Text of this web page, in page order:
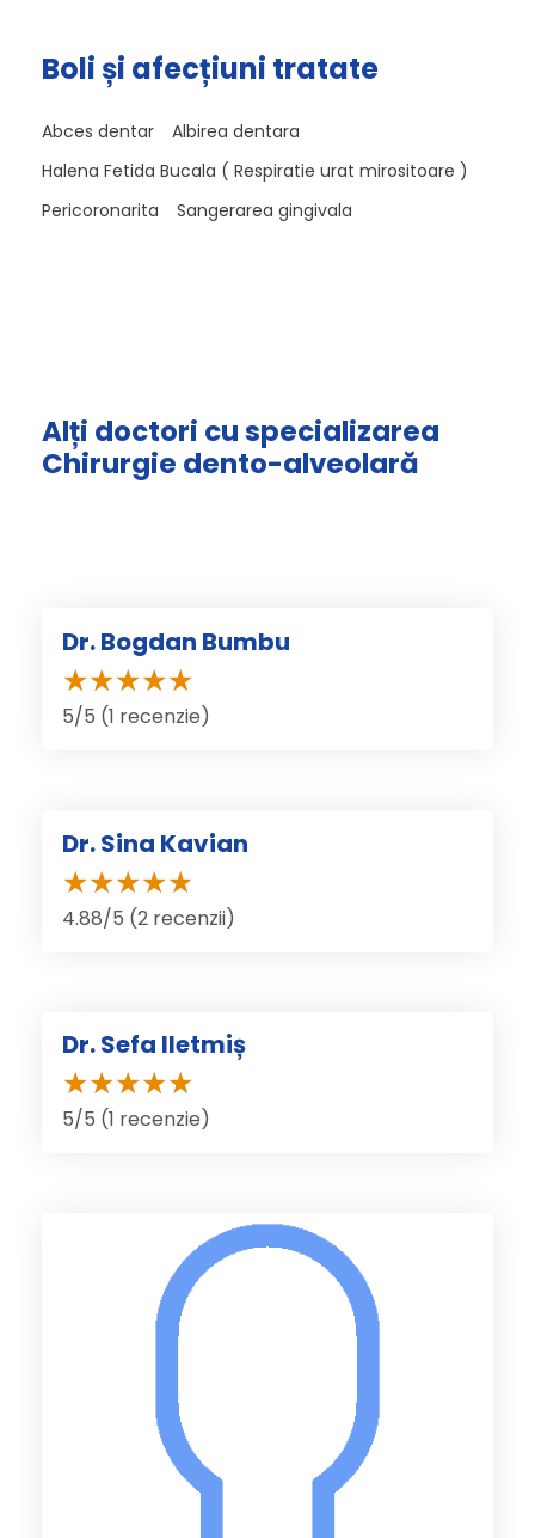
Boli și afecțiuni tratate
Abces dentar
Albirea dentara
Halena Fetida Bucala ( Respiratie urat mirositoare )
Pericoronarita
Sangerarea gingivala
Alți doctori cu specializarea
Chirurgie dento-alveolară
Dr. Bogdan Bumbu
5/5 (1 recenzie)
Dr. Sina Kavian
4.88/5 (2 recenzii)
Dr. Sefa Iletmiș
5/5 (1 recenzie)